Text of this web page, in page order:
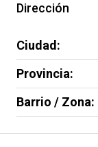
Dirección
Ciudad:
Provincia:
Barrio / Zona: